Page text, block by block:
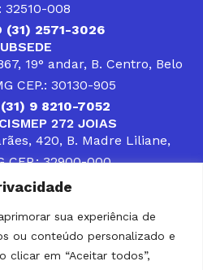
sua experiência de
ou conteúdo personalizado e
clicar em “Aceitar todos”,
32510-008
(31) 2571-3026
19° andar, B. Centro, Belo
CEP.: 30130-905
9 8210-7052
272 JOIAS
420, B. Madre Liliane,
CEP.: 32900-000
4400 ou (31) 9 8309-8660
AÇÕES E SERVIÇOS
A ASSISTÊNCIA À
EM QUE ATUA, SENDO
CONSORCIADOS NA
ENFRENTADAS POR
É O COMPROMISSO DO